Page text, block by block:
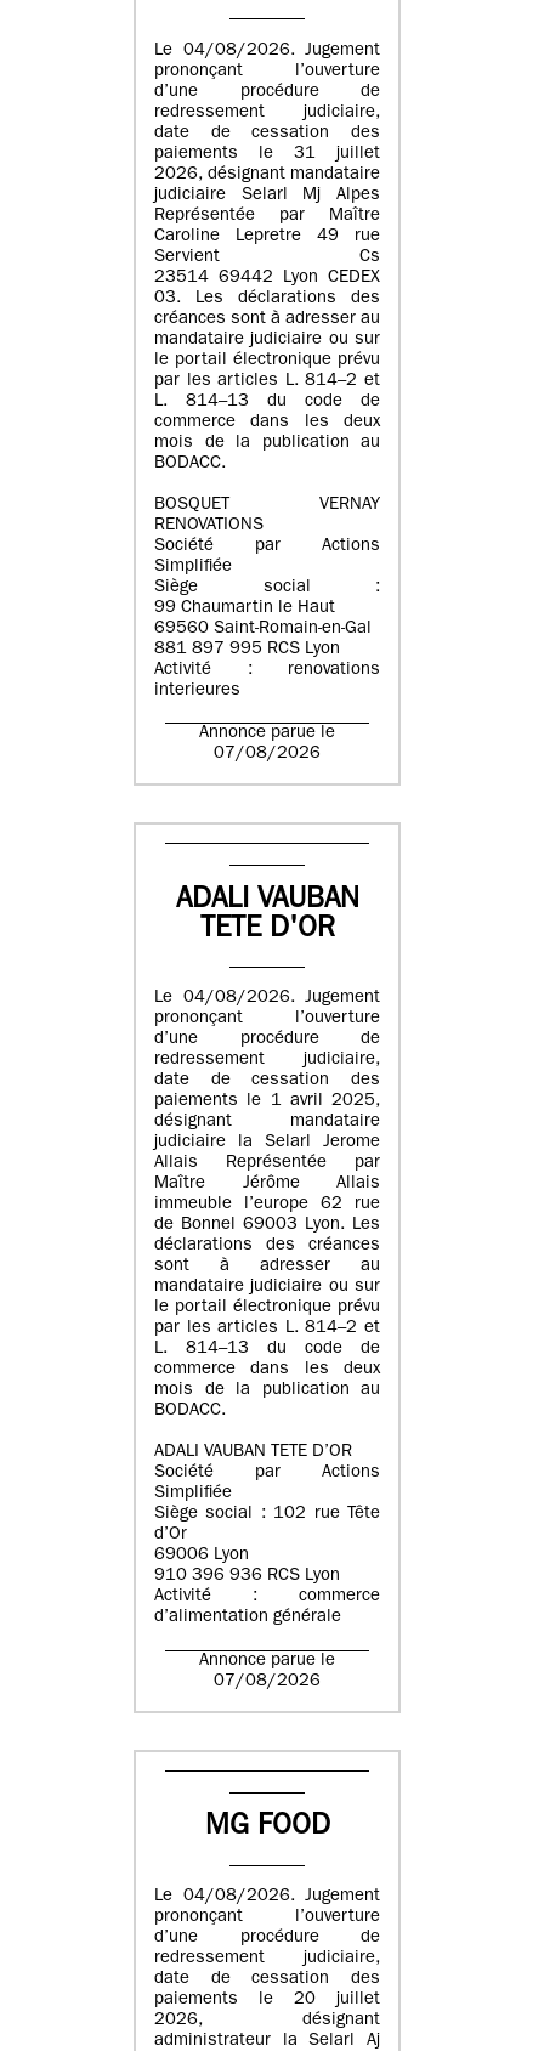
Le 04/08/2026. Jugement
prononçant l’ouverture
d’une procédure de
redressement judiciaire,
date de cessation des
paiements le 31 juillet
2026, désignant mandataire
judiciaire Selarl Mj Alpes
Représentée par Maître
Caroline Lepretre 49 rue
Servient Cs
23514 69442 Lyon CEDEX
03. Les déclarations des
créances sont à adresser au
mandataire judiciaire ou sur
le portail électronique prévu
par les articles L. 814–2 et
L. 814–13 du code de
commerce dans les deux
mois de la publication au
BODACC.
BOSQUET VERNAY
RENOVATIONS
Société par Actions
Simplifiée
Siège social :
99 Chaumartin le Haut
69560 Saint-Romain-en-Gal
881 897 995 RCS Lyon
Activité : renovations
interieures
Annonce parue le
07/08/2026
ADALI VAUBAN
TETE D'OR
Le 04/08/2026. Jugement
prononçant l’ouverture
d’une procédure de
redressement judiciaire,
date de cessation des
paiements le 1 avril 2025,
désignant mandataire
judiciaire la Selarl Jerome
Allais Représentée par
Maître Jérôme Allais
immeuble l’europe 62 rue
de Bonnel 69003 Lyon. Les
déclarations des créances
sont à adresser au
mandataire judiciaire ou sur
le portail électronique prévu
par les articles L. 814–2 et
L. 814–13 du code de
commerce dans les deux
mois de la publication au
BODACC.
ADALI VAUBAN TETE D’OR
Société par Actions
Simplifiée
Siège social : 102 rue Tête
d’Or
69006 Lyon
910 396 936 RCS Lyon
Activité : commerce
d’alimentation générale
Annonce parue le
07/08/2026
MG FOOD
Le 04/08/2026. Jugement
prononçant l’ouverture
d’une procédure de
redressement judiciaire,
date de cessation des
paiements le 20 juillet
2026, désignant
administrateur la Selarl Aj